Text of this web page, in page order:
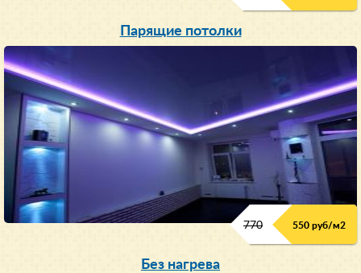
Парящие потолки
770 550 руб/м2
Без нагрева